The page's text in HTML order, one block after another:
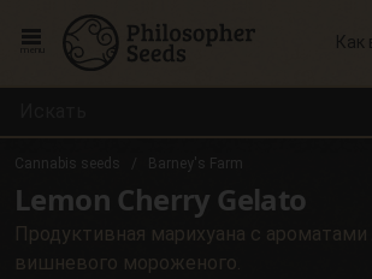
Как
Cannabis seeds Barney's Farm
Lemon Cherry Gelato
Продуктивная марихуана с
вишневого мороженого.